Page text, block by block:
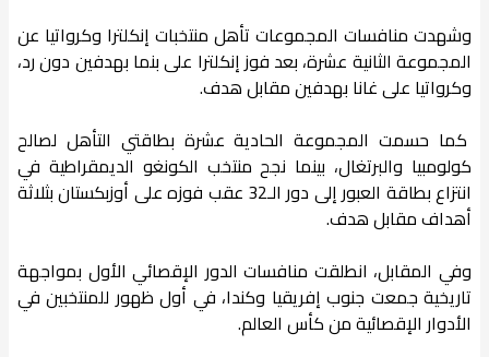
وشهدت منافسات المجموعات تأهل منتخبات إنكلترا وكرواتيا عن
المجموعة الثانية عشرة، بعد فوز إنكلترا على بنما بهدفين دون رد،
وكرواتيا على غانا بهدفين مقابل هدف.
كما حسمت المجموعة الحادية عشرة بطاقتي التأهل لصالح
كولومبيا والبرتغال، بينما نجح منتخب الكونغو الديمقراطية في
انتزاع بطاقة العبور إلى دور الـ32 عقب فوزه على أوزبكستان بثلاثة
أهداف مقابل هدف.
وفي المقابل، انطلقت منافسات الدور الإقصائي الأول بمواجهة
تاريخية جمعت جنوب إفريقيا وكندا، في أول ظهور للمنتخبين في
الأدوار الإقصائية من كأس العالم.